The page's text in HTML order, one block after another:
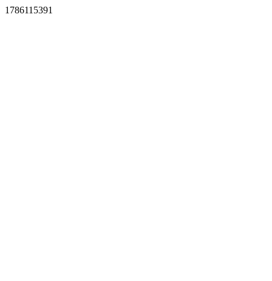
1786115391